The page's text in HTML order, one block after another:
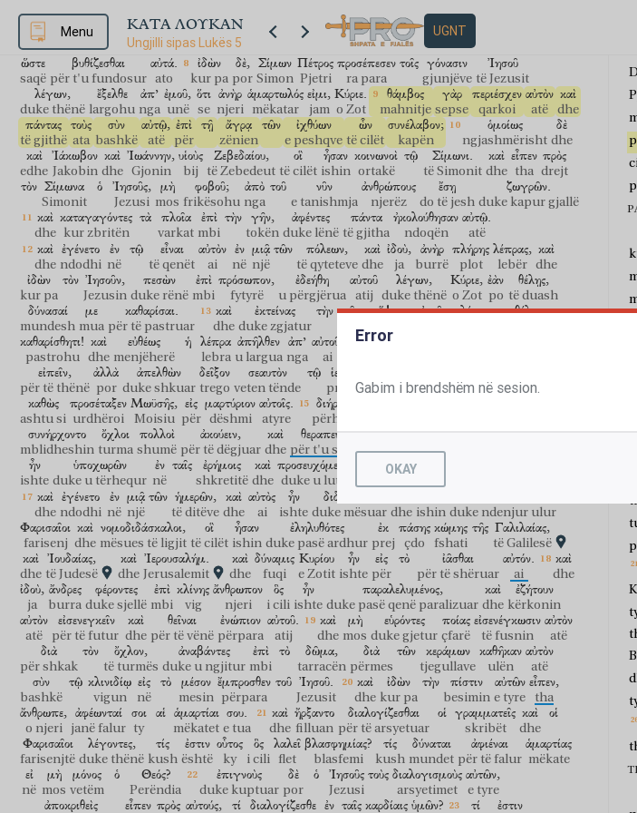
Menu ΚΑΤΑ ΛΟΥΚΑΝ
Ungjilli sipas Lukës 5
UGNT
peshqish shumë shqyhej dhe rrjetat bënë shenjë ortakëve
πλοίῳ,
varkën
τοῦ ἐλθόντας
duke ardhur
συνλαβέσθαι
për të ndihmuar
αὐτοῖς; καὶ ἦλθον,
erdhën
καὶ
dhe
ἔπλησαν
mbushën
ἀμφότερα
të dyja
ὥστε
saqë
βυθίζεσθαι
për t'u fundosur
αὐτά.
ato
ἰδὼν
kur pa
δὲ,
por
Σίμων
Simon
Πέτρος
Pjetri
προσέπεσεν
ra para
τοῖς γόνασιν
gjunjëve
Ἰησοῦ
të Jezusit
λέγων,
duke thënë
ἔξελθε
largohu
ἀπ’
nga
ἐμοῦ,
unë
ὅτι
se
ἀνὴρ
njeri
ἁμαρτωλός
mëkatar
εἰμι,
jam
Κύριε.
o Zot
θάμβος
mahnitje
γὰρ
sepse
περιέσχεν
qarkoi
αὐτὸν
atë
καὶ
dhe
πάντας
të gjithë
τοὺς
ata
σὺν
bashkë
αὐτῷ,
atë
ἐπὶ
për
τῇ ἄγρᾳ
zënien
τῶν ἰχθύων
e peshqve
ὧν
të cilët
συνέλαβον;
kapën
ὁμοίως
ngjashmërisht
δὲ
dhe
καὶ
edhe
Ἰάκωβον
Jakobin
καὶ
dhe
Ἰωάννην,
Gjonin
υἱοὺς
bij
Ζεβεδαίου,
të Zebedeut
οἳ
të cilët
ἦσαν
ishin
κοινωνοὶ
ortakë
τῷ Σίμωνι.
të Simonit
καὶ
dhe
εἶπεν
tha
πρὸς
drejt
τὸν Σίμωνα
Simonit
ὁ Ἰησοῦς,
Jezusi
μὴ
mos
φοβοῦ;
frikësohu
ἀπὸ
nga
τοῦ νῦν
e tanishmja
ἀνθρώπους
njerëz
ἔσῃ
do të jesh
ζωγρῶν.
duke kapur gjallë
καὶ
dhe
καταγαγόντες
kur zbritën
τὰ πλοῖα
varkat
ἐπὶ
mbi
τὴν γῆν,
tokën
ἀφέντες
duke lënë
πάντα
të gjitha
ἠκολούθησαν
ndoqën
αὐτῷ.
atë
καὶ
dhe
ἐγένετο
ndodhi
ἐν
në
τῷ εἶναι
të qenët
αὐτὸν
ai
ἐν
në
μιᾷ
një
τῶν πόλεων,
të qyteteve
καὶ
dhe
ἰδοὺ,
ja
ἀνὴρ
burrë
πλήρης
plot
λέπρας,
lebër
καὶ
dhe
ἰδὼν
kur pa
τὸν Ἰησοῦν,
Jezusin
πεσὼν
duke rënë
ἐπὶ
mbi
πρόσωπον,
fytyrë
ἐδεήθη
u përgjërua
αὐτοῦ
atij
λέγων,
duke thënë
Κύριε,
o Zot
ἐὰν
po
θέλῃς,
të duash
δύνασαί
mundesh
με
mua
καθαρίσαι.
për të pastruar
καὶ
dhe
ἐκτείνας
duke zgjatur
τὴν χεῖρα,
dorën
ἥψατο αὐτοῦ λέγων, θέλω,
καθαρίσθητι!
pastrohu
καὶ
dhe
εὐθέως
menjëherë
ἡ λέπρα
lebra
ἀπῆλθεν
u largua
ἀπ’
nga
αὐτοῦ.
ai
καὶ αὐτὸς
εἰπεῖν,
për të thënë
ἀλλὰ
por
ἀπελθὼν
duke shkuar
δεῖξον
trego
σεαυτὸν
veten tënde
τῷ ἱερεῖ,
priftit dhe ofro për pastrimin
καθὼς
ashtu si
προσέταξεν
urdhëroi
Μωϋσῆς,
Moisiu
εἰς
për
μαρτύριον
dëshmi
αὐτοῖς.
atyre
διήρχετο
përhapej
συνήρχοντο
mblidheshin
ὄχλοι
turma
πολλοὶ
shumë
ἀκούειν,
për të dëgjuar
καὶ
dhe
θεραπεύεσθαι
për t'u shëruar
ἀπὸ
nga
τῶν ἀσθενειῶν
lëngatat
αὐτῶν. αὐτὸς δὲ
ἦν
ishte
ὑποχωρῶν
duke u tërhequr
ἐν
në
ταῖς ἐρήμοις
shkretitë
καὶ
dhe
προσευχόμενος.
duke u lutur
καὶ
dhe
ἐγένετο
ndodhi
ἐν
në
μιᾷ
një
τῶν ἡμερῶν,
të ditëve
καὶ
dhe
αὐτὸς
ai
ἦν
ishte
διδάσκων,
duke mësuar dhe ishin duke ndenjur ulur
Φαρισαῖοι
farisenj
καὶ
dhe
νομοδιδάσκαλοι,
mësues të ligjit
οἳ
të cilët
ἦσαν
ishin
ἐληλυθότες
duke pasë ardhur
ἐκ
prej
πάσης
çdo
κώμης
fshati
τῆς Γαλιλαίας,
të Galilesë
καὶ
dhe
Ἰουδαίας,
të Judesë
καὶ
dhe
Ἰερουσαλήμ.
Jerusalemit
καὶ
dhe
δύναμις
fuqi
Κυρίου
e Zotit
ἦν
ishte
εἰς
për
τὸ ἰᾶσθαι
për të shëruar
αὐτόν.
ai
καὶ
dhe
ἰδοὺ,
ja
ἄνδρες
burra
φέροντες
duke sjellë
ἐπὶ
mbi
κλίνης
vig
ἄνθρωπον
njeri
ὃς
i cili
ἦν
ishte
παραλελυμένος,
duke pasë qenë paralizuar
καὶ
dhe
ἐζήτουν
kërkonin
αὐτὸν
atë
εἰσενεγκεῖν
për të futur
καὶ
dhe
θεῖναι
për të vënë
ἐνώπιον
përpara
αὐτοῦ.
atij
καὶ
dhe
μὴ
mos
εὑρόντες
duke gjetur
ποίας
çfarë
εἰσενέγκωσιν
të fusnin
αὐτὸν
atë
διὰ
për shkak
τὸν ὄχλον,
të turmës
ἀναβάντες
duke u ngjitur
ἐπὶ
mbi
τὸ δῶμα,
tarracën
διὰ
përmes
τῶν κεράμων
tjegullave
καθῆκαν
ulën
αὐτὸν
atë
σὺν
bashkë
τῷ κλινιδίῳ
vigun
εἰς
në
τὸ μέσον
mesin
ἔμπροσθεν
përpara
τοῦ Ἰησοῦ.
Jezusit
καὶ
dhe
ἰδὼν
kur pa
τὴν πίστιν
besimin
αὐτῶν
e tyre
εἶπεν,
tha
ἄνθρωπε,
o njeri
ἀφέωνταί
janë falur
σοι
ty
αἱ ἁμαρτίαι
mëkatet
σου.
e tua
καὶ
dhe
ἤρξαντο
filluan
διαλογίζεσθαι
për të arsyetuar
οἱ γραμματεῖς
skribët
καὶ
dhe
οἱ
Φαρισαῖοι
farisenjtë
λέγοντες,
duke thënë
τίς
kush
ἐστιν
është
οὗτος
ky
ὃς
i cili
λαλεῖ
flet
βλασφημίας?
blasfemi
τίς
kush
δύναται
mundet
ἀφιέναι
për të falur
ἁμαρτίας
mëkate
εἰ
në
μὴ
mos
μόνος
vetëm
ὁ Θεός?
Perëndia
ἐπιγνοὺς
duke kuptuar
δὲ
por
ὁ Ἰησοῦς
Jezusi
τοὺς διαλογισμοὺς
arsyetimet
αὐτῶν,
e tyre
ἀποκριθεὶς εἶπεν πρὸς αὐτούς, τί διαλογίζεσθε ἐν ταῖς καρδίαις ὑμῶν? τί ἐστιν
Error
Gabim i brendshëm në sesion.
OKAY